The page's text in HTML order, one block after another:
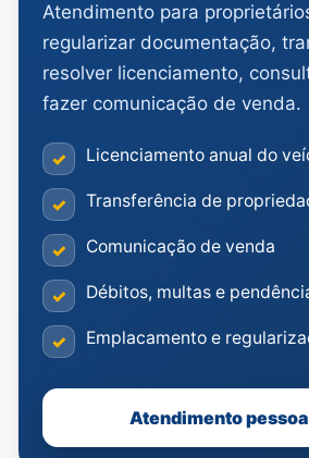
Atendimento para
regularizar documentação,
resolver licenciamento,
fazer comunicação de venda.
✓ Licenciamento anual do
✓ Transferência de
✓ Comunicação de venda
✓ Débitos, multas e
✓ Emplacamento e
Atendimento